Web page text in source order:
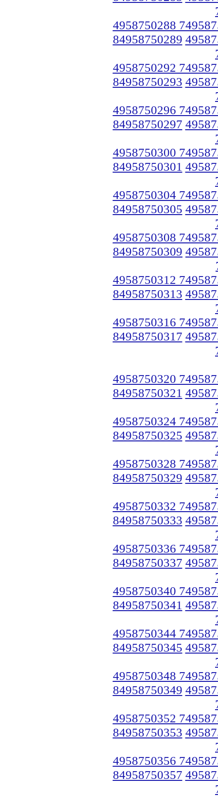
4958750288
84958750289
4958750292
84958750293
4958750296
84958750297
4958750300
84958750301
4958750304
84958750305
4958750308
84958750309
4958750312
84958750313
4958750316
84958750317
4958750320
84958750321
4958750324
84958750325
4958750328
84958750329
4958750332
84958750333
4958750336
84958750337
4958750340
84958750341
4958750344
84958750345
4958750348
84958750349
4958750352
84958750353
4958750356
84958750357